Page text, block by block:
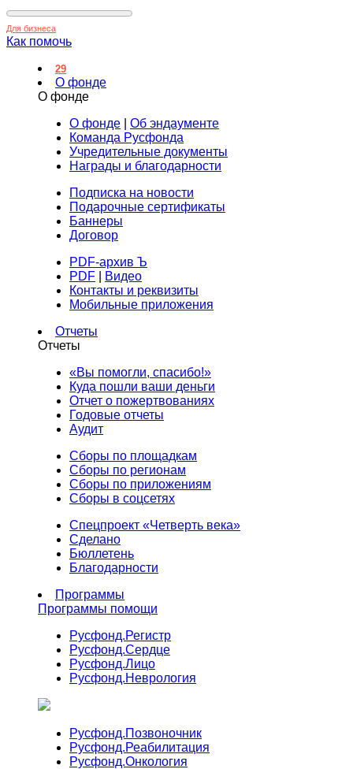
Для бизнеса
Как помочь
29
О фонде
О фонде
О фонде
Об эндаументе
Команда Русфонда
Учредительные документы
Награды и благодарности
Подписка на новости
Подарочные сертификаты
Баннеры
Договор
PDF-архив Ъ
PDF
Видео
Контакты и реквизиты
Мобильные приложения
Отчеты
Отчеты
«Вы помогли, спасибо!»
Куда пошли ваши деньги
Отчет о пожертвованиях
Годовые отчеты
Аудит
Сборы по площадкам
Сборы по регионам
Сборы по приложениям
Сборы в соцсетях
Спецпроект «Четверть века»
Сделано
Бюллетень
Благодарности
Программы
Программы помощи
Русфонд.Регистр
Русфонд.Сердце
Русфонд.Лицо
Русфонд.Неврология
Русфонд.Позвоночник
Русфонд.Реабилитация
Русфонд.Онкология